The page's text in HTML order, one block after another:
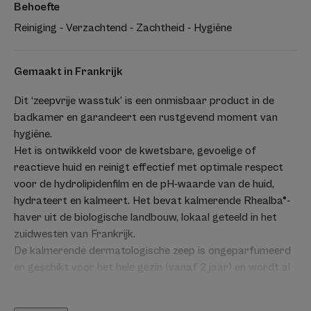
Behoefte
Reiniging - Verzachtend - Zachtheid - Hygiëne
Gemaakt in Frankrijk
Dit ‘zeepvrije wasstuk’ is een onmisbaar product in de
badkamer en garandeert een rustgevend moment van
hygiëne.
Het is ontwikkeld voor de kwetsbare, gevoelige of
reactieve huid en reinigt effectief met optimale respect
voor de hydrolipidenfilm en de pH-waarde van de huid,
hydrateert en kalmeert. Het bevat kalmerende Rhealba®-
haver uit de biologische landbouw, lokaal geteeld in het
zuidwesten van Frankrijk.
De kalmerende dermatologische zeep is ongeparfumeerd
en geschikt voor het hele gezin (vanaf 2 jaar) en wordt al